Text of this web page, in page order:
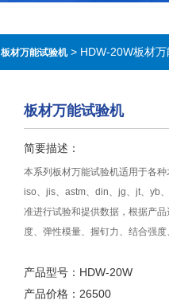
板材万能试验机> HDW-20W板材万
板材万能试验机
简要描述：
本系列板材万能试验机适用于各
iso、jis、astm、din、jg、jt、yb
准进行试验和提供数据，根据产
度、弹性模量、握钉力、结合强
产品型号：HDW-20W
产品价格：26500